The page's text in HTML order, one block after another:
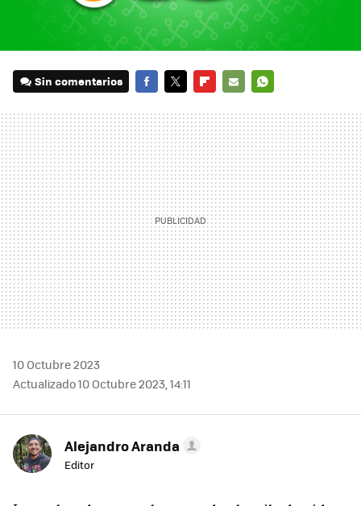
Sin comentarios
MAIL
10 Octubre 2023
Actualizado 10 Octubre 2023, 14:11
Alejandro Aranda
Editor